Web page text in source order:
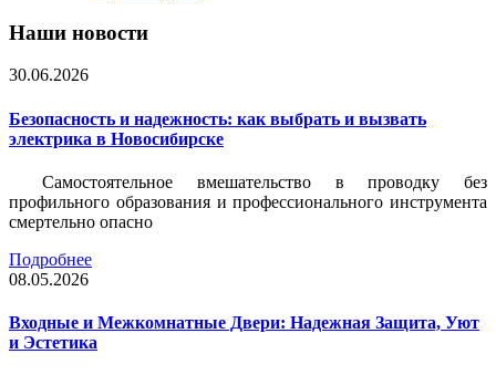
Наши новости
30.06.2026
Безопасность и надежность: как выбрать и вызвать
электрика в Новосибирске
Самостоятельное вмешательство в проводку без
профильного образования и профессионального инструмента
смертельно опасно
Подробнее
08.05.2026
Входные и Межкомнатные Двери: Надежная Защита, Уют
и Эстетика